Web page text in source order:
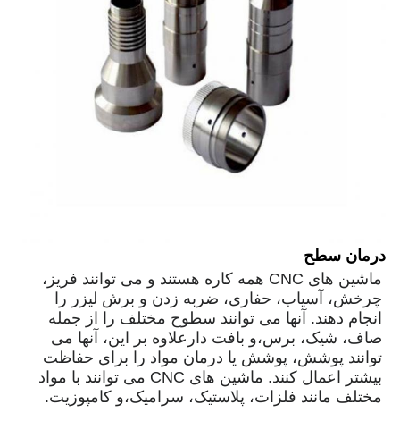
درمان سطح
ماشین های CNC همه کاره هستند و می توانند فریز،
چرخش، آسیاب، حفاری، ضربه زدن و برش لیزر را
انجام دهند. آنها می توانند سطوح مختلف را از جمله
صاف، شیک، برس،و بافت دارعلاوه بر این، آنها می
توانند پوشش، پوشش یا درمان مواد را برای حفاظت
بیشتر اعمال کنند. ماشین های CNC می توانند با مواد
مختلف مانند فلزات، پلاستیک، سرامیک،و کامپوزیت.